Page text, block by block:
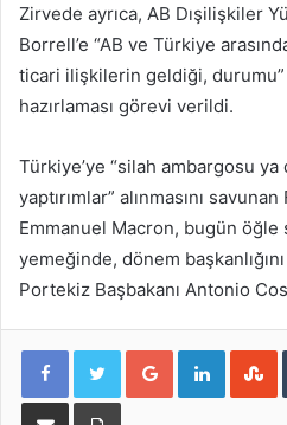
Zirvede ayrıca, AB Dışilişkiler
Borrell’e “AB ve Türkiye
ticari ilişkilerin geldiği,
hazırlaması görevi verildi.
Türkiye’ye “silah ambargosu
yaptırımlar” alınmasını
Emmanuel Macron, bugün öğle
yemeğinde, dönem
Portekiz Başbakanı Antonio
Google+LinkedIn
E-Posta ile paylaş Yazdır